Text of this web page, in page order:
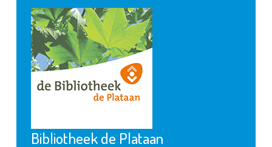
Bibliotheek de Plataan